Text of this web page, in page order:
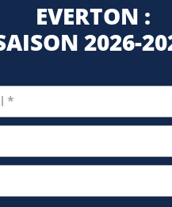
EVERTON :
2026⁠-